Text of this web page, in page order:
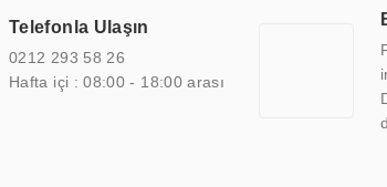
bağlı bir şekilde hareket etmektedir.
gelişimine katkı sağlamaktadır.
Telefonla Ulaşın
0212 293 58 26
Hafta içi : 08:00 - 18:00 arası